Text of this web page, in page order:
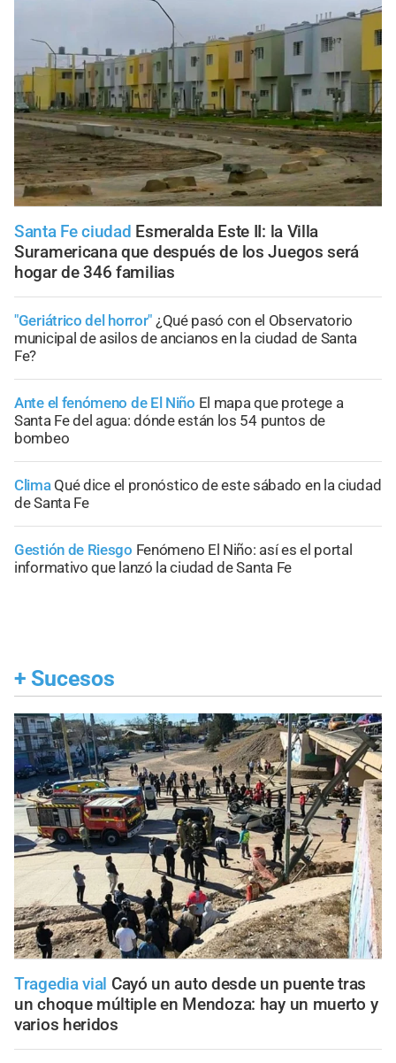
Santa Fe ciudad Esmeralda Este II: la Villa
Suramericana que después de los Juegos será
hogar de 346 familias
"Geriátrico del horror" ¿Qué pasó con el Observatorio
municipal de asilos de ancianos en la ciudad de Santa
Fe?
Ante el fenómeno de El Niño El mapa que protege a
Santa Fe del agua: dónde están los 54 puntos de
bombeo
Clima Qué dice el pronóstico de este sábado en la ciudad
de Santa Fe
Gestión de Riesgo Fenómeno El Niño: así es el portal
informativo que lanzó la ciudad de Santa Fe
+ Sucesos
Tragedia vial Cayó un auto desde un puente tras
un choque múltiple en Mendoza: hay un muerto y
varios heridos